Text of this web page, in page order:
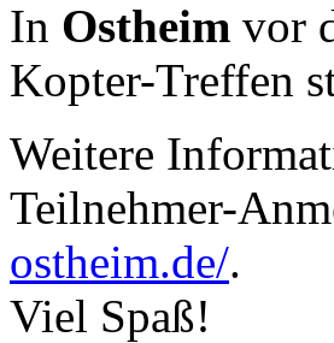
In Ostheim vor
Kopter-Treffen
Weitere
Teilnehmer-
ostheim.de/.
Viel Spaß!